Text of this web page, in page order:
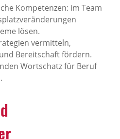
Kompetenzen: im Team
lösen.
vermitteln,
Bereitschaft fördern.
Wortschatz für Beruf